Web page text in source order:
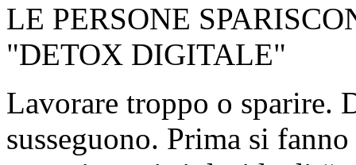
LE PERSONE
"DETOX DIGITALE"
Lavorare troppo o sparire.
susseguono. Prima si